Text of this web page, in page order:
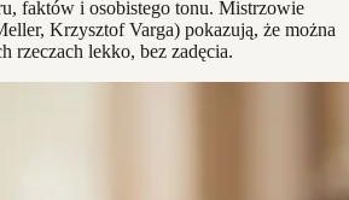
faktów i osobistego tonu. Mistrzowie
Krzysztof Varga) pokazują, że można
rzeczach lekko, bez zadęcia.